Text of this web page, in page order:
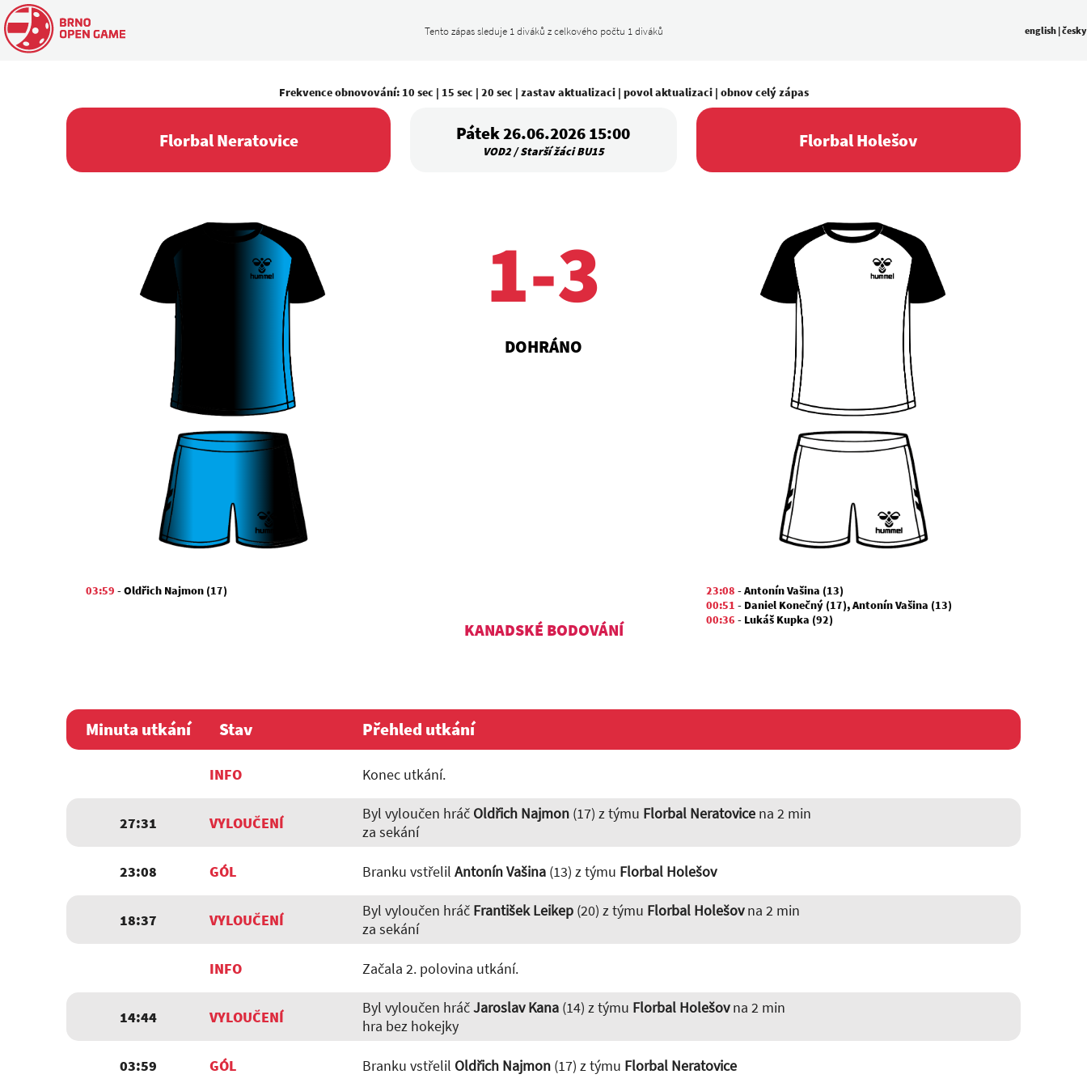
Tento zápas sleduje 1 diváků z celkového počtu 1 diváků english |česky
Frekvence obnovování: 10 sec | 15 sec | 20 sec | zastav aktualizaci| povol aktualizaci| obnov celý zápas
Florbal Neratovice Pátek 26.06.2026 15:00
VOD2 / Starší žáci BU15 Florbal Holešov
1-3
DOHRÁNO
03:59 -Oldřich Najmon (17)
KANADSKÉ BODOVÁNÍ
23:08 -Antonín Vašina (13)
00:51 - Daniel Konečný (17),Antonín Vašina (13)
00:36 - Lukáš Kupka (92)
Minuta utkání Stav Přehled utkání
INFO Konec utkání.
27:31 VYLOUČENÍ Byl vyloučen hráč Oldřich Najmon(17) z týmu Florbal Neratovicena 2 min
za sekání
23:08 GÓL Branku vstřelil Antonín Vašina(13) z týmu Florbal Holešov
18:37 VYLOUČENÍ Byl vyloučen hráč František Leikep(20) z týmu Florbal Holešovna 2 min
za sekání
INFO Začala 2. polovina utkání.
14:44 VYLOUČENÍ Byl vyloučen hráčJaroslav Kana(14) z týmu Florbal Holešovna 2 min
hra bez hokejky
03:59 GÓL Branku vstřelil Oldřich Najmon(17) z týmu Florbal Neratovice